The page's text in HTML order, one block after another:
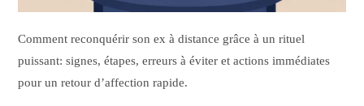
Comment reconquérir son ex à distance grâce à un rituel
puissant: signes, étapes, erreurs à éviter et actions immédiates
pour un retour d’affection rapide.